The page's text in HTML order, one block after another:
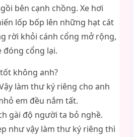
bên cạnh chồng. Xe hơi
lốp bốp lên những hạt cát
rời khỏi cánh cổng mở rộng,
cổng lại.
không anh?
làm thư ký riêng cho anh
em đều nắm tất.
gài độ người ta bỏ nghề.
như vậy làm thư ký riêng thì